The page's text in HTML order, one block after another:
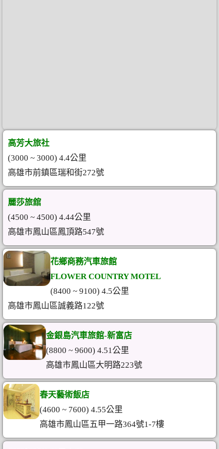
高芳大旅社
(3000 ~ 3000) 4.4公里
高雄市前鎮區瑞和街272號
麗莎旅舘
(4500 ~ 4500) 4.44公里
高雄市鳳山區鳳頂路547號
花鄉商務汽車旅館
FLOWER COUNTRY MOTEL
(8400 ~ 9100) 4.5公里
高雄市鳳山區誠義路122號
金銀島汽車旅館-新富店
(8800 ~ 9600) 4.51公里
高雄市鳳山區大明路223號
春天藝術飯店
(4600 ~ 7600) 4.55公里
高雄市鳳山區五甲一路364號1-7樓